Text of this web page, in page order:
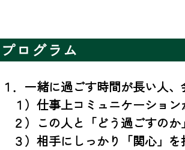
プログラム
１．一緒に過ごす時間が長い人
１）仕事上コミュニケーショ
２）この人と「どう過ごすの
３）相手にしっかり「関心」を